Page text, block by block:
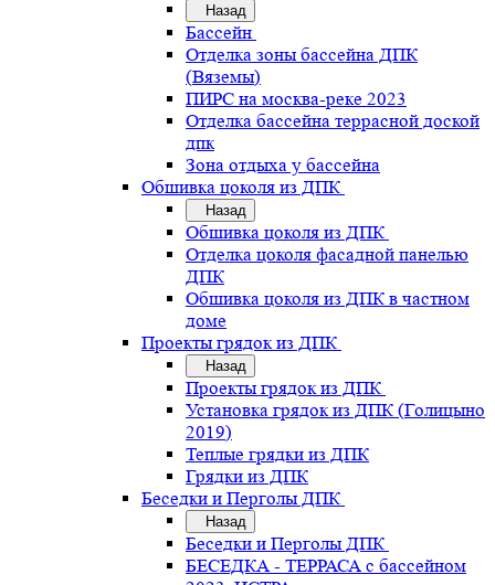
Назад
Бассейн
Отделка зоны бассейна ДПК
(Вяземы)
ПИРС на москва-реке 2023
Отделка бассейна террасной доской
дпк
Зона отдыха у бассейна
Обшивка цоколя из ДПК
Назад
Обшивка цоколя из ДПК
Отделка цоколя фасадной панелью
ДПК
Обшивка цоколя из ДПК в частном
доме
Проекты грядок из ДПК
Назад
Проекты грядок из ДПК
Установка грядок из ДПК (Голицыно
2019)
Теплые грядки из ДПК
Грядки из ДПК
Беседки и Перголы ДПК
Назад
Беседки и Перголы ДПК
БЕСЕДКА - ТЕРРАСА с бассейном